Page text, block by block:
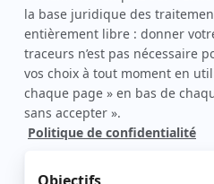
2001, Richard Therrien carbure à son
TV Hebdo de 1996 à 2001. Sa spécialité: